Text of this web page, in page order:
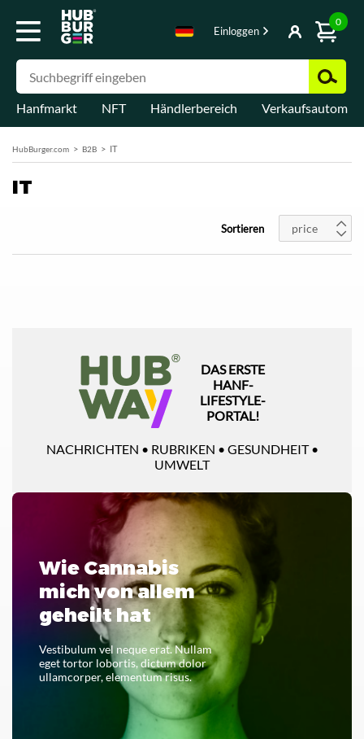
Einloggen
0
Hanfmarkt NFT Händlerbereich
HubBurger.com B2B IT
IT
Sortieren price
DAS ERSTE
HANF-
LIFESTYLE-
PORTAL!
NACHRICHTEN • RUBRIKEN • GESUNDHEIT •
UMWELT
Wie Cannabis
mich von allem
geheilt hat
Vestibulum vel neque erat. Nullam
eget tortor lobortis, dictum dolor
ullamcorper, elementum risus.
LESEN SIE DAS GANZE